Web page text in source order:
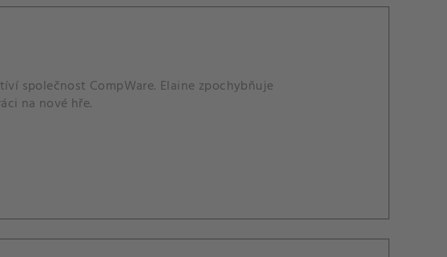
společnost CompWare. Elaine zpochybňuje
na nové hře.